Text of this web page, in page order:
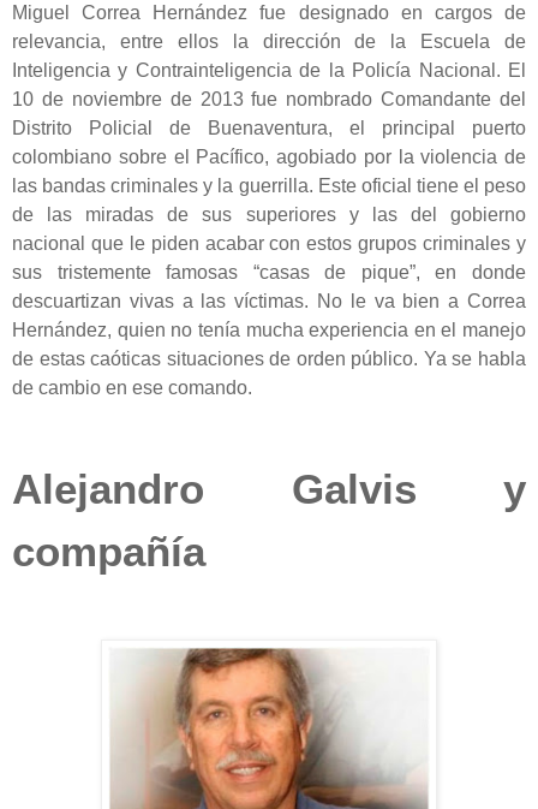
Miguel Correa Hernández fue designado en cargos de
relevancia, entre ellos la dirección de la Escuela de
Inteligencia y Contrainteligencia de la Policía Nacional. El
10 de noviembre de 2013 fue nombrado Comandante del
Distrito Policial de Buenaventura, el principal puerto
colombiano sobre el Pacífico, agobiado por la violencia de
las bandas criminales y la guerrilla. Este oficial tiene el peso
de las miradas de sus superiores y las del gobierno
nacional que le piden acabar con estos grupos criminales y
sus tristemente famosas “casas de pique”, en donde
descuartizan vivas a las víctimas. No le va bien a Correa
Hernández, quien no tenía mucha experiencia en el manejo
de estas caóticas situaciones de orden público. Ya se habla
de cambio en ese comando.
Alejandro Galvis y
compañía